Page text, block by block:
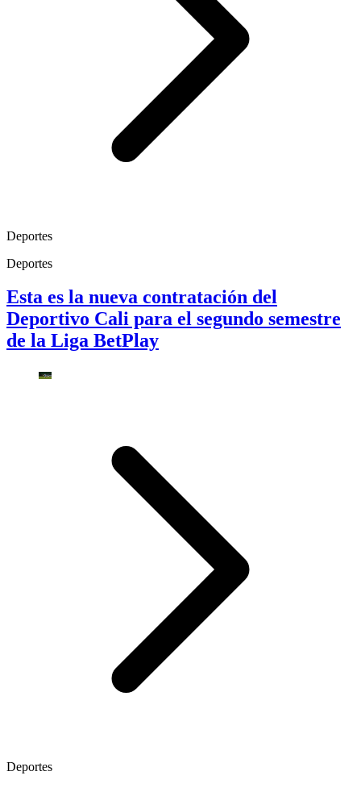
Deportes
Deportes
Esta es la nueva contratación del
Deportivo Cali para el segundo semestre
de la Liga BetPlay
Deportes